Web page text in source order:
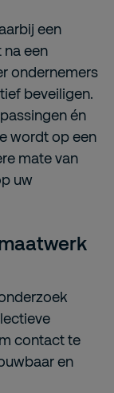
een
een
ondernemers
beveiligen.
én
wordt op een
mate van
uw
contact te
en